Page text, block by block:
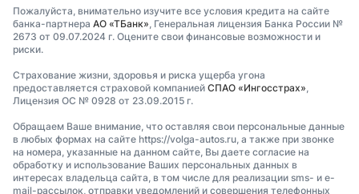
Пожалуйста, внимательно изучите все условия кредита на сайте
банка-партнера АО «ТБанк» , Генеральная лицензия Банка России №
2673 от 09.07.2024 г. Оцените свои финансовые возможности и
риски.
Страхование жизни, здоровья и риска ущерба угона
предоставляется страховой компанией СПАО «Ингосстрах»
Лицензия ОС № 0928 от 23.09.2015 г.
Обращаем Ваше внимание, что оставляя свои персональные данные
в любых формах на сайте https://volga-autos.ru, а также при звонке
на номера, указанные на данном сайте, Вы даете согласие на
обработку и использование Ваших персональных данных в
интересах владельца сайта, в том числе для реализации sms- и e-
mail-рассылок, отправки уведомлений и совершения телефонных